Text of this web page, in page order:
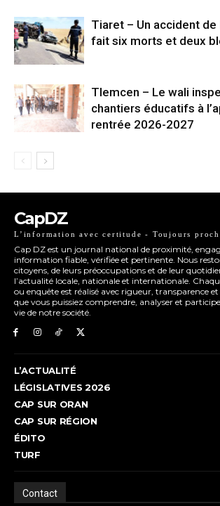
Tiaret – Un accident de
fait six morts et deux
Tlemcen – Le wali
chantiers éducatifs à
rentrée 2026-2027
CapDZ
L’information avec certitude - Toujours
Cap DZ est un journal national de proximité,
information fiable, vérifiée et pertinente. Nous
citoyens, de leurs préoccupations et de leur
l’actualité locale, nationale et internationale.
ou enquête est réalisé avec rigueur, transparence
que vous puissiez comprendre, analyser et
vie de notre société.
L’ACTUALITÉ
LÉGISLATIVES 2026
CAP SUR ORAN
CAP SUR RÉGION
ÉDITO
TURF
Contact